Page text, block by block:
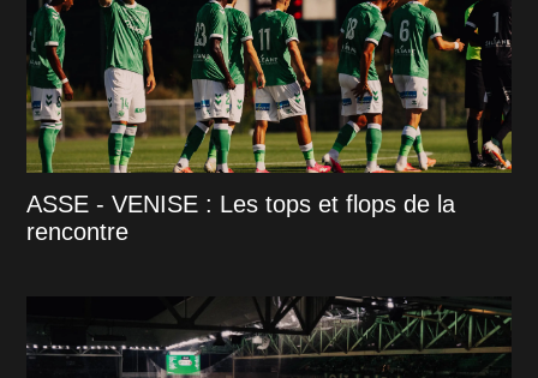
ASSE - VENISE : Les tops et flops de la
rencontre